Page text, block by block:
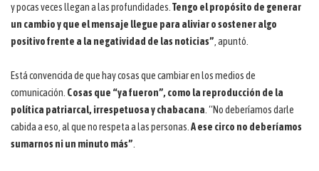
y pocas veces llegan a las profundidades. Tengo el propósito de generar
un cambio y que el mensaje llegue para aliviar o sostener algo
positivo frente a la negatividad de las noticias” , apuntó.
Está convencida de que hay cosas que cambiar en los medios de
comunicación. Cosas que “ya fueron”, como la reproducción de la
política patriarcal, irrespetuosa y chabacana . “No deberíamos darle
cabida a eso, al que no respeta a las personas. A ese circo no deberíamos
sumarnos ni un minuto más”